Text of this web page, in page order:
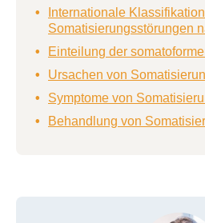
Internationale
Somatisierungsstörungen
Einteilung der
Ursachen von
Symptome von
Behandlung von